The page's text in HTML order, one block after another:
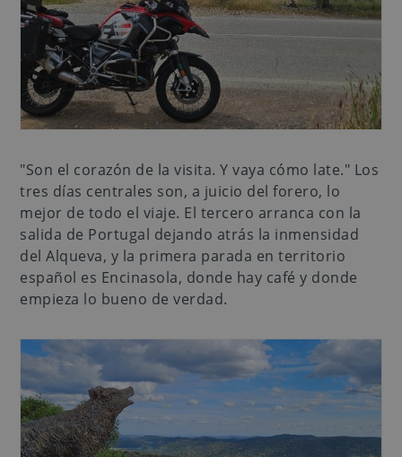
"Son el corazón de la visita. Y vaya cómo late." Los
tres días centrales son, a juicio del forero, lo
mejor de todo el viaje. El tercero arranca con la
salida de Portugal dejando atrás la inmensidad
del Alqueva, y la primera parada en territorio
español es Encinasola, donde hay café y donde
empieza lo bueno de verdad.